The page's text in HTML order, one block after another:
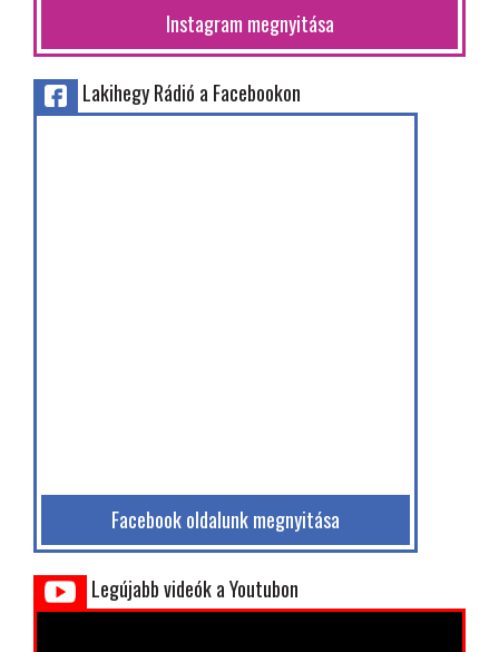
Instagram megnyitása
Lakihegy Rádió a Facebookon
Facebook oldalunk megnyitása
Legújabb videók a Youtubon